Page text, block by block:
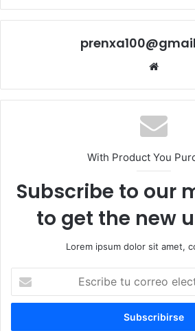
With Product You
Subscribe to our
to get the new
Lorem ipsum dolor sit amet,
correo